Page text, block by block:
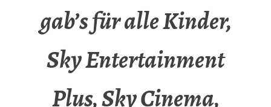
gab’s für alle Kinder,
Sky Entertainment
Plus, Sky Cinema,